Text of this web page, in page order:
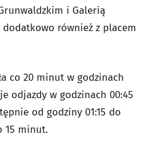
i Galerią
również z placem
co 20 minut w godzinach
odjazdy w godzinach 00:45
od godziny 01:15 do
15 minut.